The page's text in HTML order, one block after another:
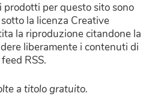
per questo sito sono
la licenza Creative
la riproduzione citandone la
liberamente i contenuti di
RSS.
a titolo gratuito.